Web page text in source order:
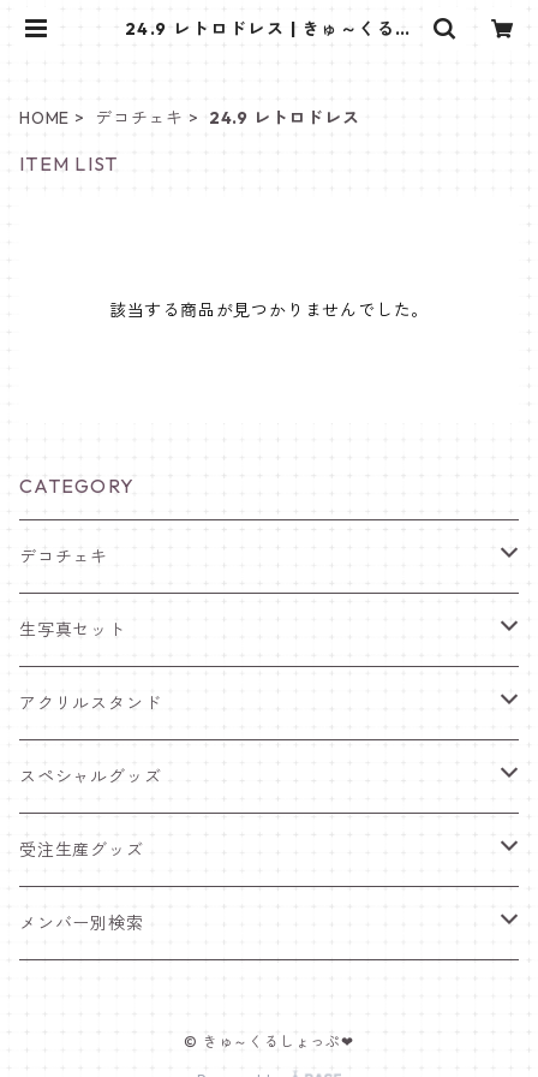
24.9 レトロドレス | きゅ～くるし
HOME デコチェキ 24.9 レトロドレス
ITEM LIST
該当する商品が見つかりませんでした。
CATEGORY
デコチェキ
25夏 衣装
25.5 セーラー服
25.4 きゅ～くま
25新体制 衣装
25.2 メンカラ交換！メイド服
生写真セット
25夏 衣装
25.5 セーラー服
25.4 きゅ～くま
25新体制 衣装
アクリルスタンド
25.5 セーラー服
25.4 きゅ～くま
25新体制 衣装
スペシャルグッズ
ワンマンライブグッズ
ペンライト
受注生産グッズ
推しTシャツ
メンバー別検索
© きゅ～くるしょっぷ❤